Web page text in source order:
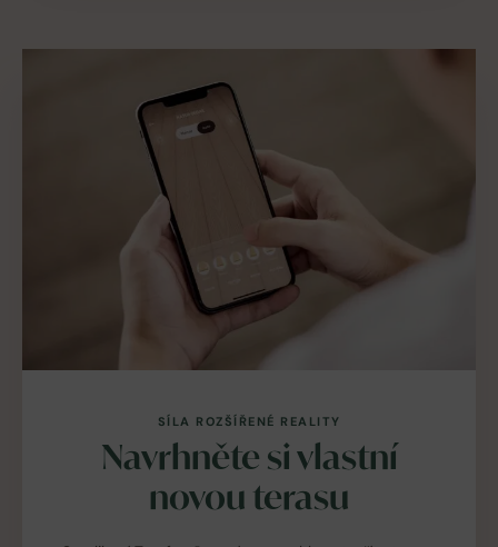
SÍLA ROZŠÍŘENÉ REALITY
Navrhněte si vlastní
novou terasu